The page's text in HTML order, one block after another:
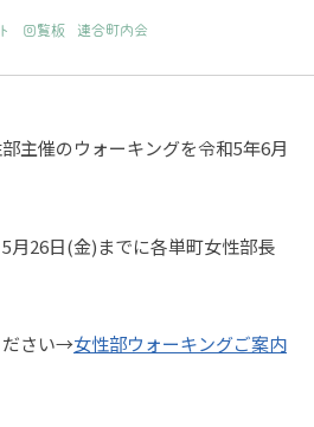
回覧板 連合町内会
主催のウォーキングを令和5年6月
月26日(金)までに各単町女性部長
ださい→女性部ウォーキングご案内